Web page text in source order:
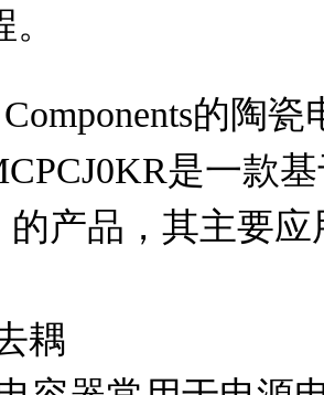
的陶
是一款
的产品，其主要